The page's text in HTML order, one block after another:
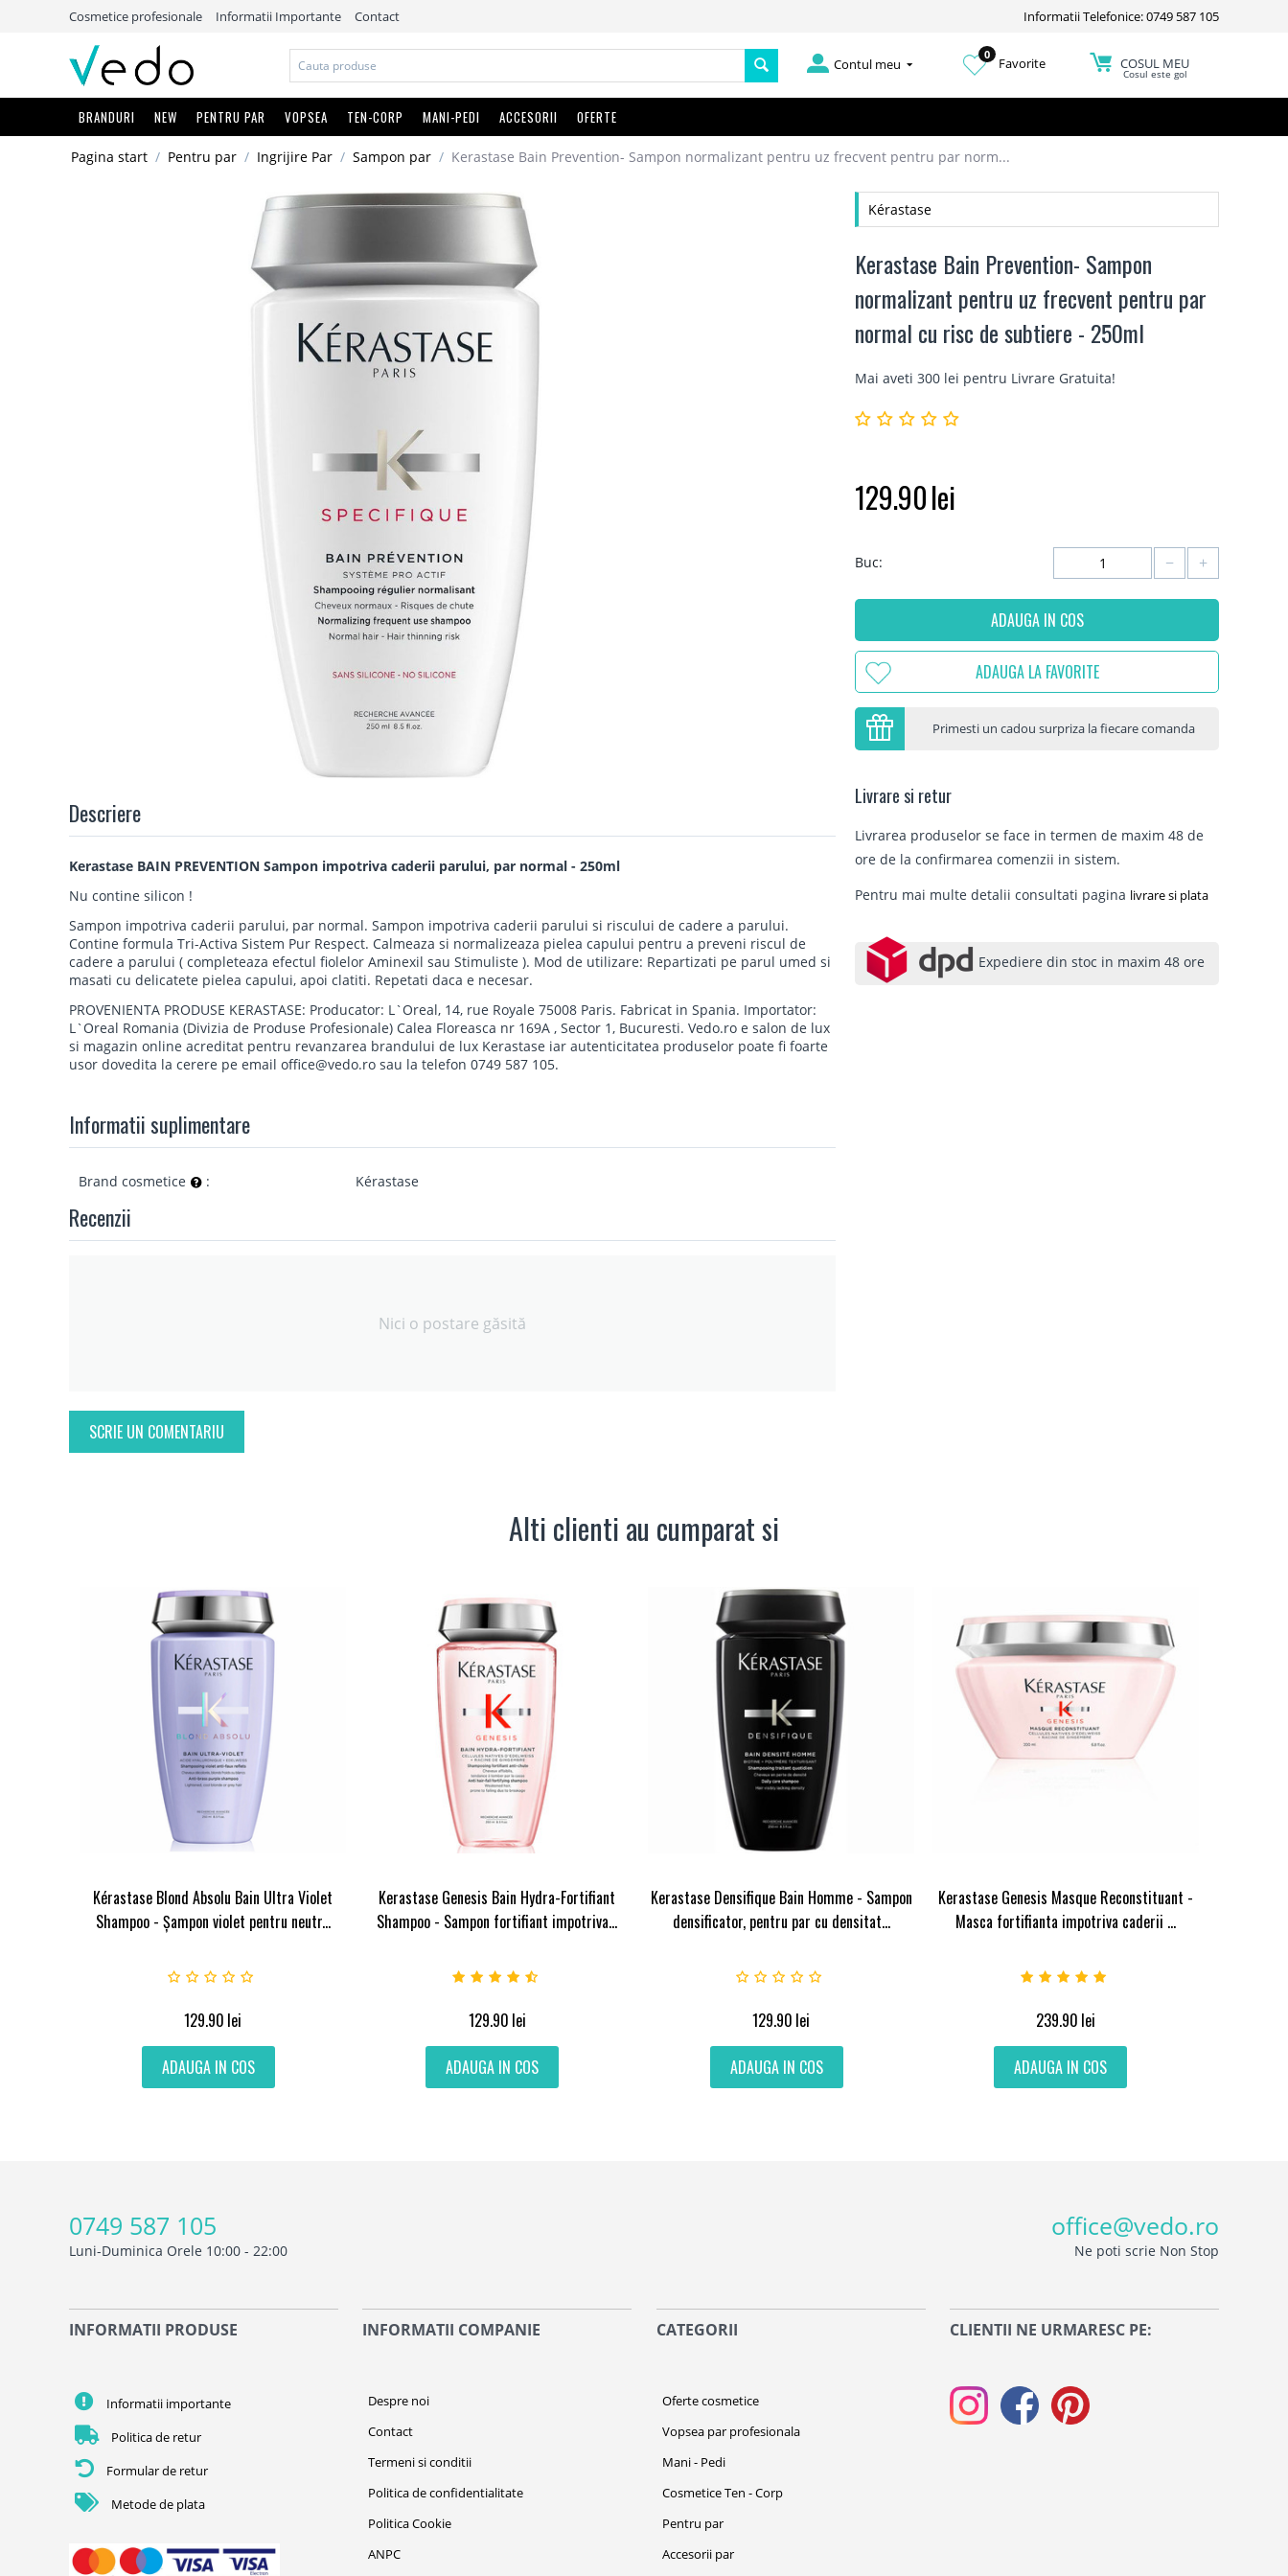
Cosmetice profesionale Informatii Importante Contact Informatii Telefonice: 0749 587 105
Contul meu
0
Favorite COSUL MEU
Cosul este gol
BRANDURI NEW PENTRU PAR VOPSEA TEN-CORP MANI-PEDI ACCESORII OFERTE
Pagina start / Pentru par / Ingrijire Par / Sampon par / Kerastase Bain Prevention- Sampon normalizant pentru uz frecvent pentru par norm...
Descriere
Kerastase BAIN PREVENTION Sampon impotriva caderii parului, par normal - 250ml
Nu contine silicon !
Sampon impotriva caderii parului, par normal. Sampon impotriva caderii parului si riscului de cadere a parului.
Contine formula Tri-Activa Sistem Pur Respect. Calmeaza si normalizeaza pielea capului pentru a preveni riscul de
cadere a parului ( completeaza efectul fiolelor Aminexil sau Stimuliste ). Mod de utilizare: Repartizati pe parul umed si
masati cu delicatete pielea capului, apoi clatiti. Repetati daca e necesar.
PROVENIENTA PRODUSE KERASTASE: Producator: L`Oreal, 14, rue Royale 75008 Paris. Fabricat in Spania. Importator:
L`Oreal Romania (Divizia de Produse Profesionale) Calea Floreasca nr 169A , Sector 1, Bucuresti. Vedo.ro e salon de lux
si magazin online acreditat pentru revanzarea brandului de lux Kerastase iar autenticitatea produselor poate fi foarte
usor dovedita la cerere pe email office@vedo.ro sau la telefon 0749 587 105.
Informatii suplimentare
Brand cosmetice : Kérastase
Recenzii
Nici o postare găsită
SCRIE UN COMENTARIU
Kérastase
Kerastase Bain Prevention- Sampon
normalizant pentru uz frecvent pentru par
normal cu risc de subtiere - 250ml
Mai aveti 300 lei pentru Livrare Gratuita!
129.90lei
Buc: +
−
ADAUGA IN COS
ADAUGA LA FAVORITE
Primesti un cadou surpriza la fiecare comanda
Livrare si retur
Livrarea produselor se face in termen de maxim 48 de
ore de la confirmarea comenzii in sistem.
Pentru mai multe detalii consultati pagina livrare si plata
Expediere din stoc in maxim 48 ore
Alti clienti au cumparat si
Kérastase Blond Absolu Bain Ultra Violet
Shampoo - Șampon violet pentru neutr...
129.90 lei
ADAUGA IN COS
Kerastase Genesis Bain Hydra-Fortifiant
Shampoo - Sampon fortifiant impotriva...
129.90 lei
ADAUGA IN COS
Kerastase Densifique Bain Homme - Sampon
densificator, pentru par cu densitat...
129.90 lei
ADAUGA IN COS
Kerastase Genesis Masque Reconstituant -
Masca fortifianta impotriva caderii ...
239.90 lei
ADAUGA IN COS
0749 587 105
Luni-Duminica Orele 10:00 - 22:00
office@vedo.ro
Ne poti scrie Non Stop
INFORMATII PRODUSE
Informatii importante
Politica de retur
Formular de retur
Metode de plata
INFORMATII COMPANIE
Despre noi
Contact
Termeni si conditii
Politica de confidentialitate
Politica Cookie
ANPC
CATEGORII
Oferte cosmetice
Vopsea par profesionala
Mani - Pedi
Cosmetice Ten - Corp
Pentru par
Accesorii par
CLIENTII NE URMARESC PE: